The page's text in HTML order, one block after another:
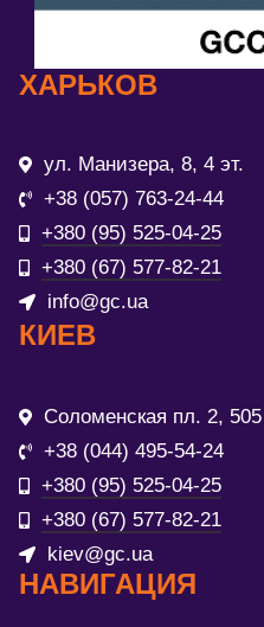
ХАРЬКОВ
ул. Манизера, 8, 4 эт.
+38 (057) 763-24-44
+380 (95) 525-04-25
+380 (67) 577-82-21
info@gc.ua
КИЕВ
Соломенская пл. 2, 505
+38 (044) 495-54-24
+380 (95) 525-04-25
+380 (67) 577-82-21
kiev@gc.ua
НАВИГАЦИЯ